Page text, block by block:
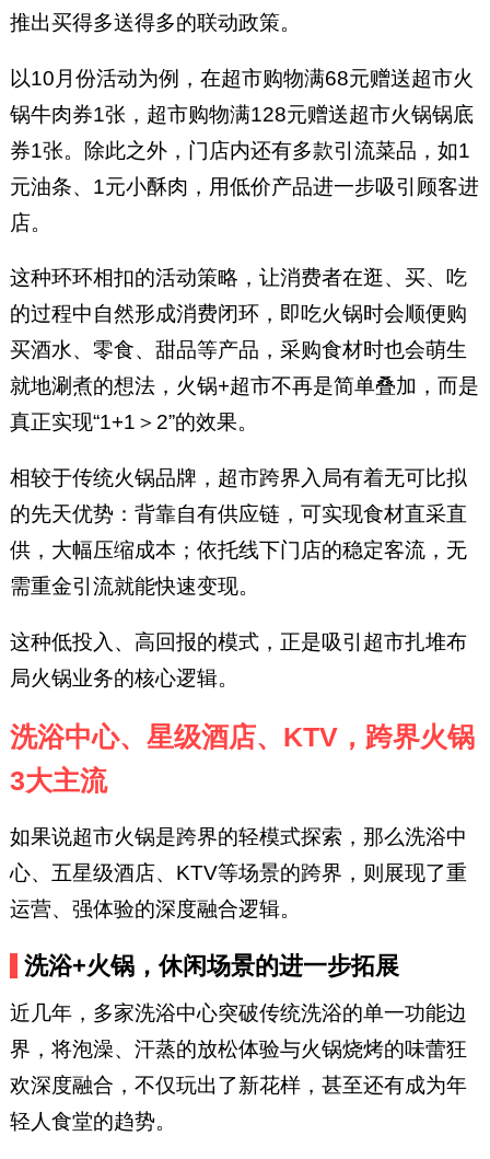
推出买得多送得多的联动政策。
以10月份活动为例，在超市购物满68元赠送超市火
锅牛肉券1张，超市购物满128元赠送超市火锅锅底
券1张。除此之外，门店内还有多款引流菜品，如1
元油条、1元小酥肉，用低价产品进一步吸引顾客进
店。
这种环环相扣的活动策略，让消费者在逛、买、吃
的过程中自然形成消费闭环，即吃火锅时会顺便购
买酒水、零食、甜品等产品，采购食材时也会萌生
就地涮煮的想法，火锅+超市不再是简单叠加，而是
真正实现“1+1＞2”的效果。
相较于传统火锅品牌，超市跨界入局有着无可比拟
的先天优势：背靠自有供应链，可实现食材直采直
供，大幅压缩成本；依托线下门店的稳定客流，无
需重金引流就能快速变现。
这种低投入、高回报的模式，正是吸引超市扎堆布
局火锅业务的核心逻辑。
洗浴中心、星级酒店、KTV，跨界火锅
3大主流
如果说超市火锅是跨界的轻模式探索，那么洗浴中
心、五星级酒店、KTV等场景的跨界，则展现了重
运营、强体验的深度融合逻辑。
洗浴+火锅，休闲场景的进一步拓展
近几年，多家洗浴中心突破传统洗浴的单一功能边
界，将泡澡、汗蒸的放松体验与火锅烧烤的味蕾狂
欢深度融合，不仅玩出了新花样，甚至还有成为年
轻人食堂的趋势。